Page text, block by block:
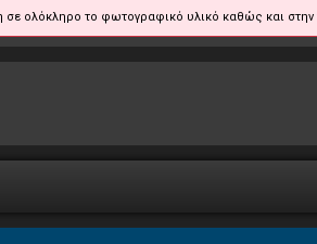
σε ολόκληρο το φωτογραφικό υλικό καθώς και